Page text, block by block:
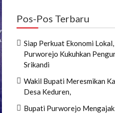
Pos-Pos Terbaru
Siap Perkuat Ekonomi
Purworejo Kukuhkan
Srikandi
Wakil Bupati Meresmikan
Desa Keduren,
Bupati Purworejo